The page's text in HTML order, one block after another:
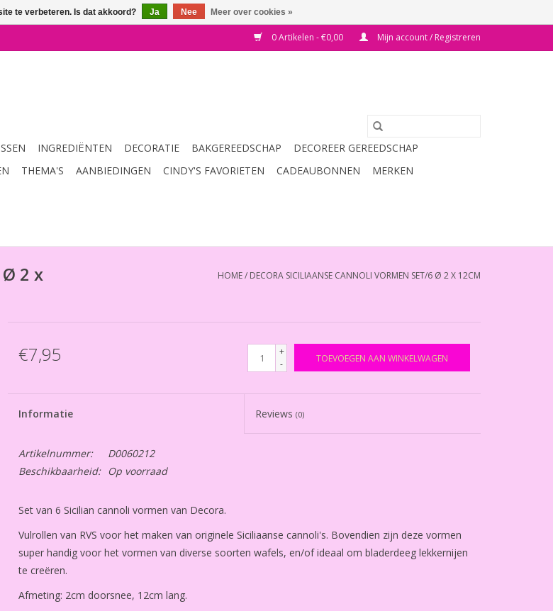
0 Artikelen - €0,00 Mijn account / Registreren
INGREDIËNTEN DECORATIE BAKGEREEDSCHAP
DECOREER GEREEDSCHAP
THEMA'S AANBIEDINGEN CINDY'S FAVORIETEN CADEAUBONNEN MERKEN
2 x
HOME/ DECORA SICILIAANSE CANNOLI VORMEN SET/6 Ø 2 X 12CM
€7,95
+
-
TOEVOEGEN AAN WINKELWAGEN
Informatie Reviews(0)
Artikelnummer:
D0060212
Beschikbaarheid:
Op voorraad
Set van 6 Sicilian cannoli vormen van Decora.
Vulrollen van RVS voor het maken van originele Siciliaanse cannoli's. Bovendien zijn deze vormen
super handig voor het vormen van diverse soorten wafels, en/of ideaal om bladerdeeg lekkernijen
te creëren.
Afmeting: 2cm doorsnee, 12cm lang.
te verbeteren. Is dat akkoord? Ja Nee Meer over cookies »